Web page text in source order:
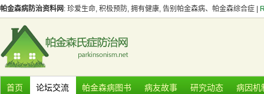
帕金森病防治资料网 : 珍爱生命, 积极预防, 拥有健康, 告别帕金森病、帕金森综合症 |
首页 论坛交流 帕金森病图书 病友故事 研究动态 病因机